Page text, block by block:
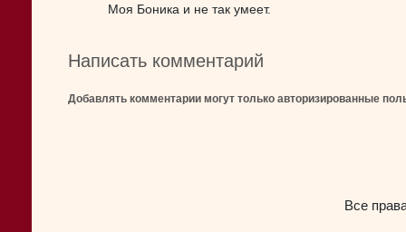
Моя Боника и не так умеет.
Написать комментарий
Добавлять комментарии могут только авторизированные
Все